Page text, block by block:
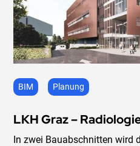
BIM Planung
LKH Graz –
In zwei Bauabschnitten wird